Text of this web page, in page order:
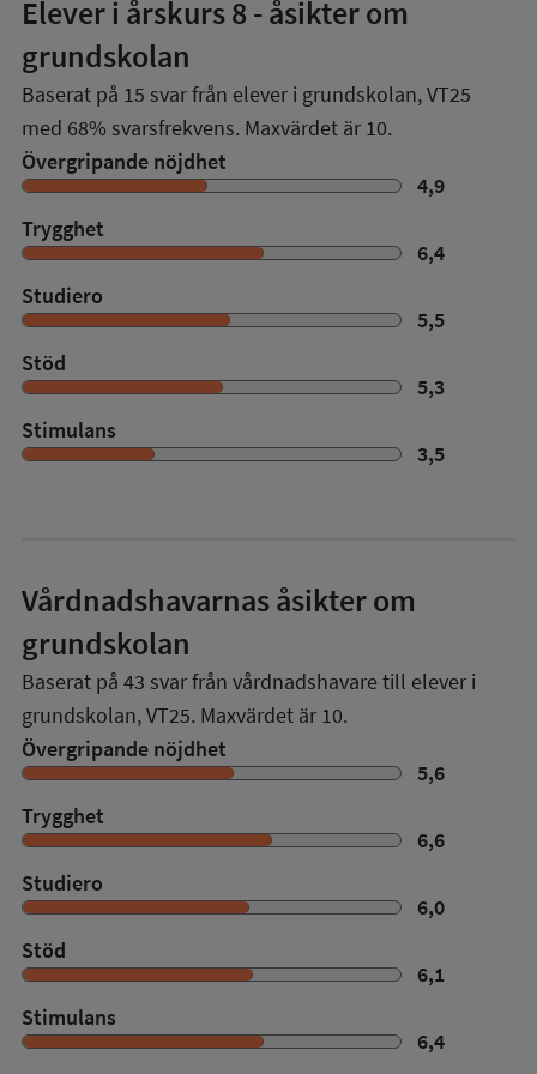
Elever i årskurs 8- åsikter om
grundskolan
Baserat på 15 svar från elever i grundskolan,VT25
med 68% svarsfrekvens. Maxvärdet är 10.
Övergripande nöjdhet
4,9
Trygghet
6,4
Studiero
5,5
Stöd
5,3
Stimulans
3,5
Vårdnadshavarnas åsikter om
grundskolan
Baserat på 43 svar från vårdnadshavare till elever i
grundskolan,VT25. Maxvärdet är 10.
Övergripande nöjdhet
5,6
Trygghet
6,6
Studiero
6,0
Stöd
6,1
Stimulans
6,4